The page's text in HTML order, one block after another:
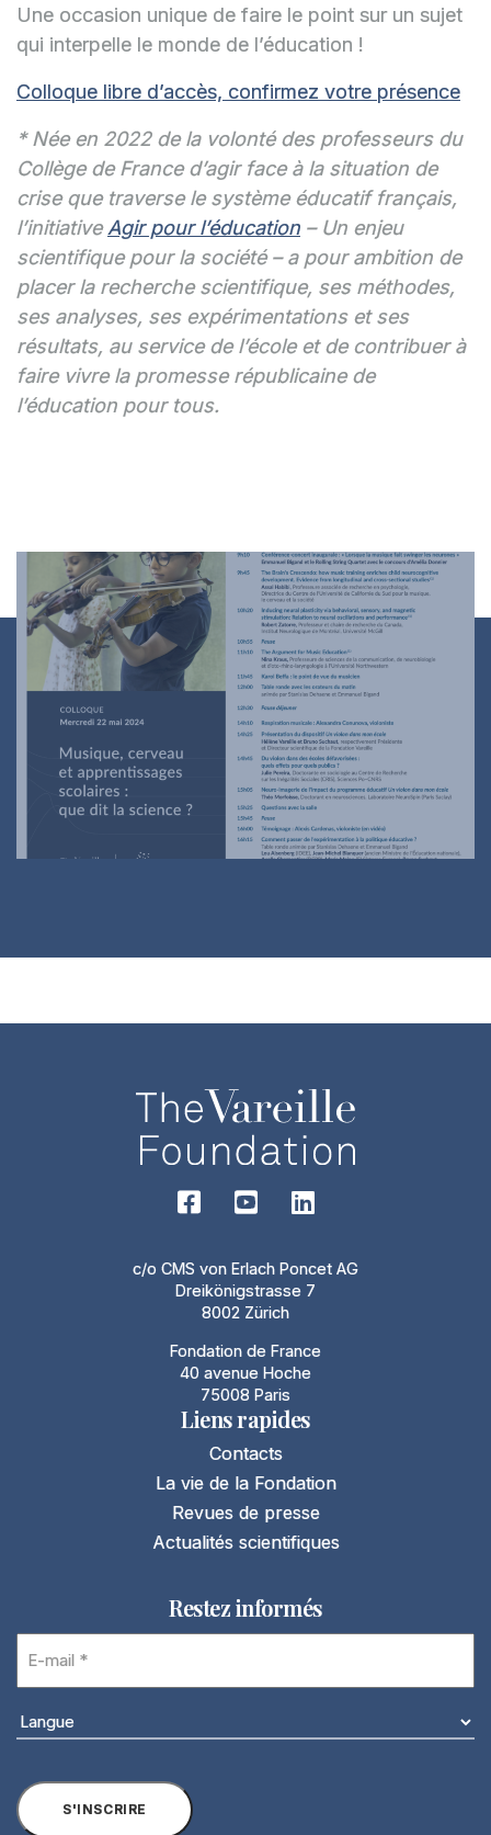
Une occasion unique de faire le point sur un sujet
qui interpelle le monde de l’éducation !
Colloque libre d’accès, confirmez votre présence
* Née en 2022 de la volonté des professeurs du
Collège de France d’agir face à la situation de
crise que traverse le système éducatif français,
l’initiativeAgir pour l’éducation – Un enjeu
scientifique pour la société – a pour ambition de
placer la recherche scientifique, ses méthodes,
ses analyses, ses expérimentations et ses
résultats, au service de l’école et de contribuer à
faire vivre la promesse républicaine de
l’éducation pour tous.
c/o CMS von Erlach Poncet AG
Dreikönigstrasse 7
8002 Zürich
Fondation de France
40 avenue Hoche
75008 Paris
Liens rapides
Contacts
La vie de la Fondation
Revues de presse
Actualités scientifiques
Restez informés
S'INSCRIRE